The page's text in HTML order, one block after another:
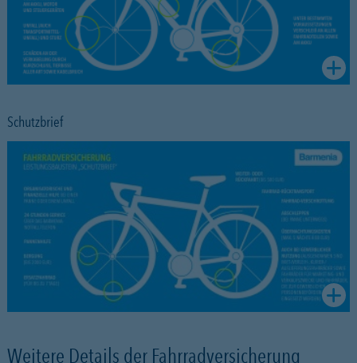
Schutzbrief
Weitere Details der Fahrradversicherung